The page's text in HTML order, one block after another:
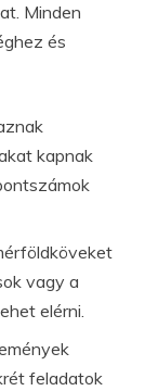
Minden
és
kapnak
vagy a
elérni.
feladatok